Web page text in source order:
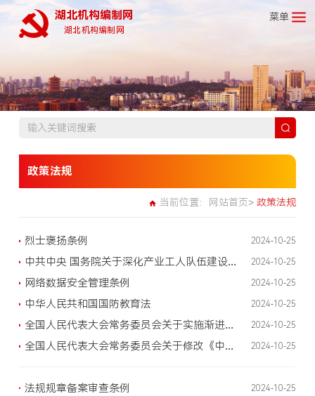
湖北机构编制网
湖北机构编制网
菜单
政策法规
当前位置： 网站首页> 政策法规
烈士褒扬条例 2024-10-25
中共中央 国务院关于深化产业工人队伍建设改革的意见 2024-10-25
网络数据安全管理条例 2024-10-25
中华人民共和国国防教育法 2024-10-25
全国人民代表大会常务委员会关于实施渐进式延迟法定退休年龄的决定 2024-10-25
全国人民代表大会常务委员会关于修改《中华人民共和国统计法》的决定 2024-10-25
法规规章备案审查条例 2024-10-25